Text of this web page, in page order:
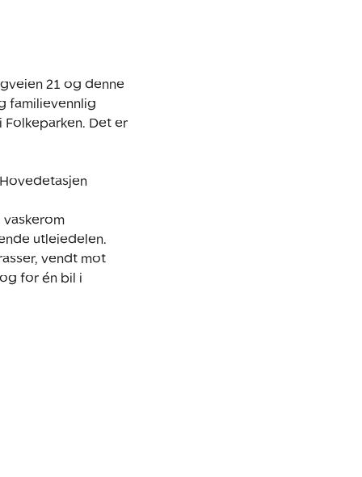
21 og denne
familievennlig
Det er
utleiedelen.
vendt mot
for én bil i